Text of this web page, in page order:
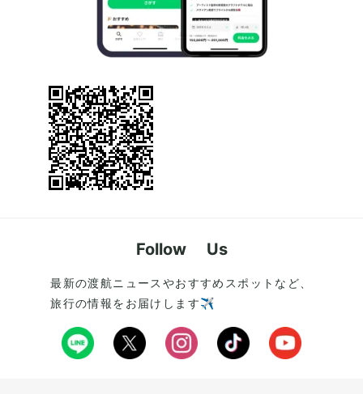
Follow Us
最新の渡航ニュースやおすすめスポットなど、
旅行の情報をお届けします✈️